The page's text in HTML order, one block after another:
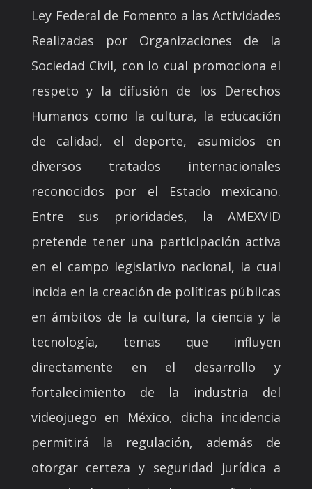
Ley Federal de Fomento a las Actividades
Realizadas por Organizaciones de la
Sociedad Civil, con lo cual promociona el
respeto y la difusión de los Derechos
Humanos como la cultura, la educación
de calidad, el deporte, asumidos en
diversos tratados internacionales
reconocidos por el Estado mexicano.
Entre sus prioridades, la AMEXVID
pretende tener una participación activa
en el campo legislativo nacional, la cual
incida en la creación de políticas públicas
en ámbitos de la cultura, la ciencia y la
tecnología, temas que influyen
directamente en el desarrollo y
fortalecimiento de la industria del
videojuego en México, dicha incidencia
permitirá la regulación, además de
otorgar certeza y seguridad jurídica a